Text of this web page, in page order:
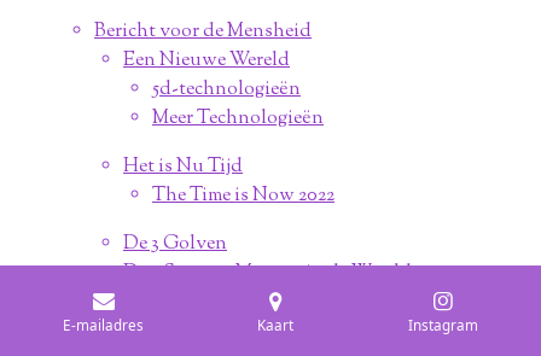
Bericht voor de Mensheid
Een Nieuwe Wereld
5d-technologieën
Meer Technologieën
Het is Nu Tijd
The Time is Now 2022
De 3 Golven
De 2 Soorten Mensen in de Wereld
The Chosen Ones
The Ones Who Choose
E-mailadres Kaart Instagram